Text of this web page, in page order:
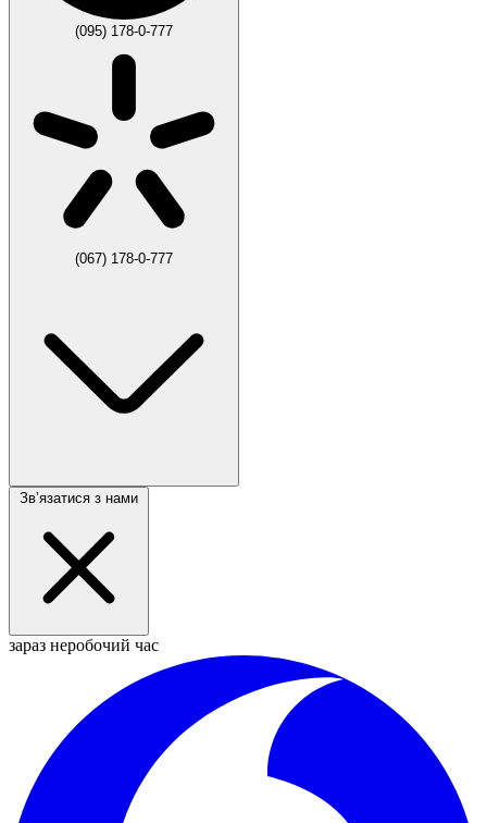
(095) 178-0-777
(067) 178-0-777
Звʼязатися з нами
зараз неробочий час